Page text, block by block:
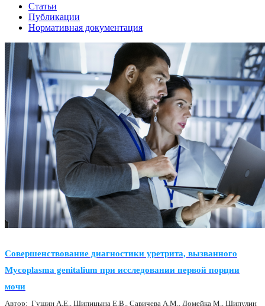
Статьи
Публикации
Нормативная документация
Совершенствование диагностики уретрита, вызванного
Mycoplasma genitalium при исследовании первой порции
мочи
Автор: Гущин А.Е., Шипицына Е.В., Савичева А.М., Домейка M., Шипулин